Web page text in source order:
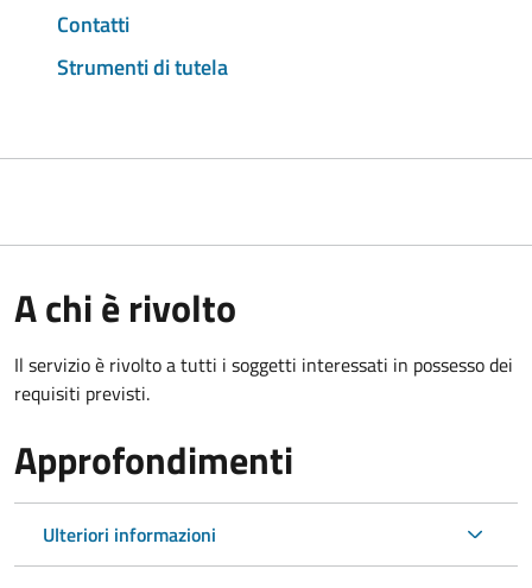
Contatti
Strumenti di tutela
A chi è rivolto
Il servizio è rivolto a tutti i soggetti interessati in possesso dei
requisiti previsti.
Approfondimenti
Ulteriori informazioni